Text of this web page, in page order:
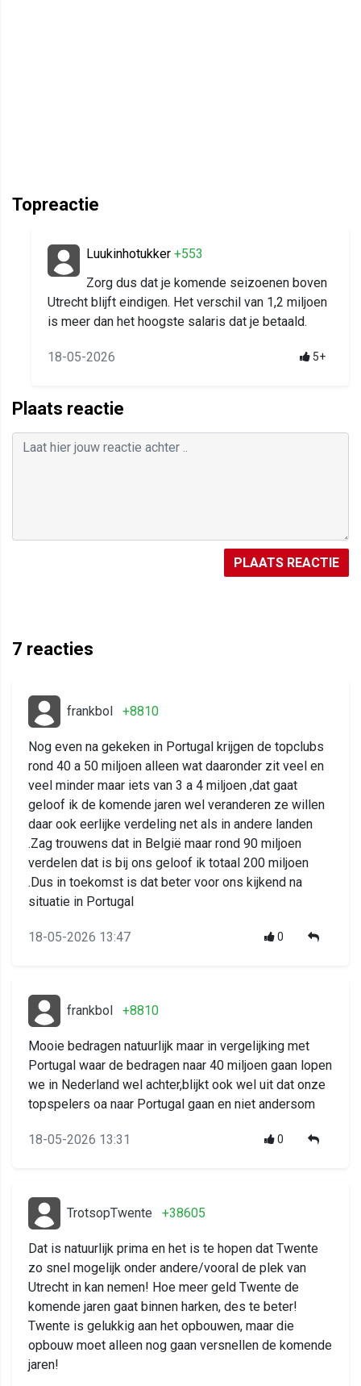
Topreactie
Luukinhotukker +553
Zorg dus dat je komende seizoenen boven
Utrecht blijft eindigen. Het verschil van 1,2 miljoen
is meer dan het hoogste salaris dat je betaald.
18-05-2026 5+
Plaats reactie
PLAATS REACTIE
7 reacties
frankbol +8810
Nog even na gekeken in Portugal krijgen de topclubs
rond 40 a 50 miljoen alleen wat daaronder zit veel en
veel minder maar iets van 3 a 4 miljoen ,dat gaat
geloof ik de komende jaren wel veranderen ze willen
daar ook eerlijke verdeling net als in andere landen
.Zag trouwens dat in België maar rond 90 miljoen
verdelen dat is bij ons geloof ik totaal 200 miljoen
.Dus in toekomst is dat beter voor ons kijkend na
situatie in Portugal
18-05-2026 13:47 0
frankbol +8810
Mooie bedragen natuurlijk maar in vergelijking met
Portugal waar de bedragen naar 40 miljoen gaan lopen
we in Nederland wel achter,blijkt ook wel uit dat onze
topspelers oa naar Portugal gaan en niet andersom
18-05-2026 13:31 0
TrotsopTwente +38605
Dat is natuurlijk prima en het is te hopen dat Twente
zo snel mogelijk onder andere/vooral de plek van
Utrecht in kan nemen! Hoe meer geld Twente de
komende jaren gaat binnen harken, des te beter!
Twente is gelukkig aan het opbouwen, maar die
opbouw moet alleen nog gaan versnellen de komende
jaren!